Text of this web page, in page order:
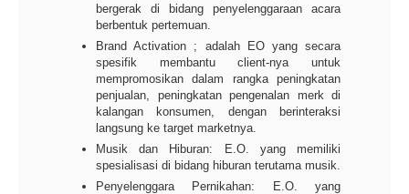
bergerak di bidang penyelenggaraan acara
berbentuk pertemuan.
Brand Activation ; adalah EO yang secara
spesifik membantu client-nya untuk
mempromosikan dalam rangka peningkatan
penjualan, peningkatan pengenalan merk di
kalangan konsumen, dengan berinteraksi
langsung ke target marketnya.
Musik dan Hiburan: E.O. yang memiliki
spesialisasi di bidang hiburan terutama musik.
Penyelenggara Pernikahan: E.O. yang